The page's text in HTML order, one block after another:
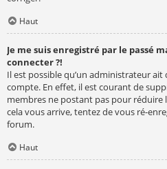
Haut
Je me suis enregistré par le passé
connecter ?!
Il est possible qu’un administrateur
compte. En effet, il est courant de
membres ne postant pas pour réduire
cela vous arrive, tentez de vous ré-
forum.
Haut